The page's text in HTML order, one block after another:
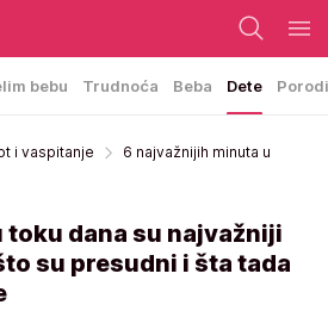
bebu Trudnoća Beba Dete
i vaspitanje
6 najvažnijih minuta u
toku dana su najvažniji
su presudni i šta tada